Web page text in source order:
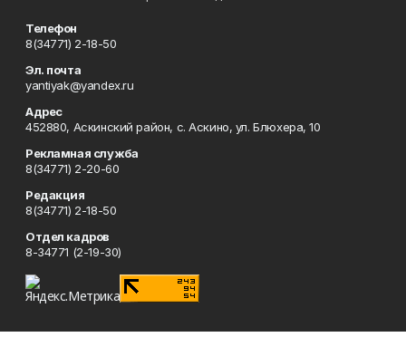
Телефон
8(34771) 2-18-50
Эл. почта
yantiyak@yandex.ru
Адрес
452880, Аскинский район, с. Аскино, ул. Блюхера, 10
Рекламная служба
8(34771) 2-20-60
Редакция
8(34771) 2-18-50
Отдел кадров
8-34771 (2-19-30)